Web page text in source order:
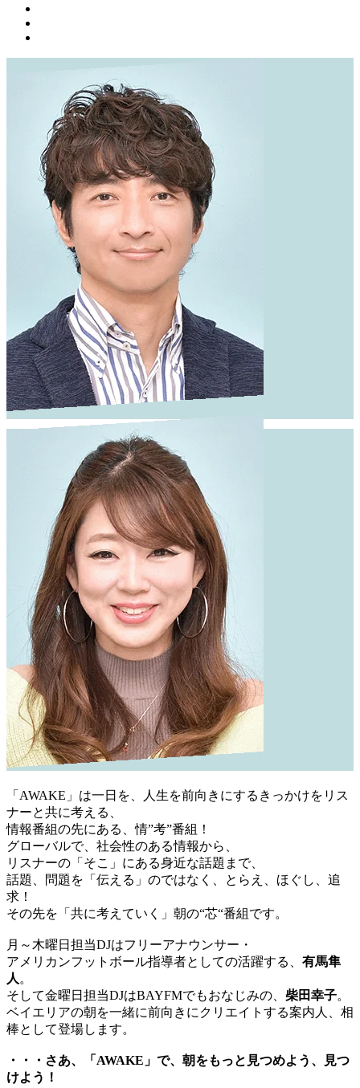
「AWAKE」は一日を、人生を前向きにするきっかけをリス
ナーと共に考える、
情報番組の先にある、情”考”番組！
グローバルで、社会性のある情報から、
リスナーの「そこ」にある身近な話題まで、
話題、問題を「伝える」のではなく、とらえ、ほぐし、追
求！
その先を「共に考えていく」朝の“芯“番組です。
月～木曜日担当DJはフリーアナウンサー・
アメリカンフットボール指導者としての活躍する、 有馬隼
人 。
そして金曜日担当DJはBAYFMでもおなじみの、 柴田幸子。
ベイエリアの朝を一緒に前向きにクリエイトする案内人、相
棒として登場します。
・・・さあ、「AWAKE」で、朝をもっと見つめよう、見つ
けよう！